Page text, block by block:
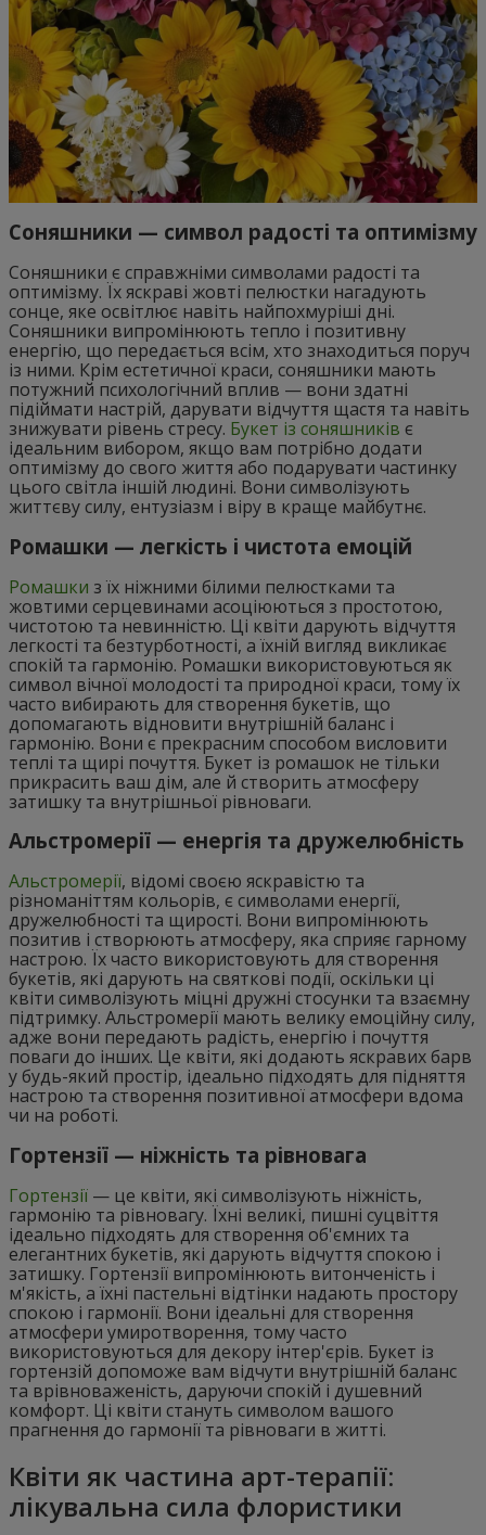
Соняшники — символ радості та оптимізму
Соняшники є справжніми символами радості та
оптимізму. Їх яскраві жовті пелюстки нагадують
сонце, яке освітлює навіть найпохмуріші дні.
Соняшники випромінюють тепло і позитивну
енергію, що передається всім, хто знаходиться поруч
із ними. Крім естетичної краси, соняшники мають
потужний психологічний вплив — вони здатні
підіймати настрій, дарувати відчуття щастя та навіть
знижувати рівень стресу. Букет із соняшників є
ідеальним вибором, якщо вам потрібно додати
оптимізму до свого життя або подарувати частинку
цього світла іншій людині. Вони символізують
життєву силу, ентузіазм і віру в краще майбутнє.
Ромашки — легкість і чистота емоцій
Ромашки з їх ніжними білими пелюстками та
жовтими серцевинами асоціюються з простотою,
чистотою та невинністю. Ці квіти дарують відчуття
легкості та безтурботності, а їхній вигляд викликає
спокій та гармонію. Ромашки використовуються як
символ вічної молодості та природної краси, тому їх
часто вибирають для створення букетів, що
допомагають відновити внутрішній баланс і
гармонію. Вони є прекрасним способом висловити
теплі та щирі почуття. Букет із ромашок не тільки
прикрасить ваш дім, але й створить атмосферу
затишку та внутрішньої рівноваги.
Альстромерії — енергія та дружелюбність
Альстромерії, відомі своєю яскравістю та
різноманіттям кольорів, є символами енергії,
дружелюбності та щирості. Вони випромінюють
позитив і створюють атмосферу, яка сприяє гарному
настрою. Їх часто використовують для створення
букетів, які дарують на святкові події, оскільки ці
квіти символізують міцні дружні стосунки та взаємну
підтримку. Альстромерії мають велику емоційну силу,
адже вони передають радість, енергію і почуття
поваги до інших. Це квіти, які додають яскравих барв
у будь-який простір, ідеально підходять для підняття
настрою та створення позитивної атмосфери вдома
чи на роботі.
Гортензії — ніжність та рівновага
Гортензії — це квіти, які символізують ніжність,
гармонію та рівновагу. Їхні великі, пишні суцвіття
ідеально підходять для створення об'ємних та
елегантних букетів, які дарують відчуття спокою і
затишку. Гортензії випромінюють витонченість і
м'якість, а їхні пастельні відтінки надають простору
спокою і гармонії. Вони ідеальні для створення
атмосфери умиротворення, тому часто
використовуються для декору інтер'єрів. Букет із
гортензій допоможе вам відчути внутрішній баланс
та врівноваженість, даруючи спокій і душевний
комфорт. Ці квіти стануть символом вашого
прагнення до гармонії та рівноваги в житті.
Квіти як частина арт-терапії:
лікувальна сила флористики